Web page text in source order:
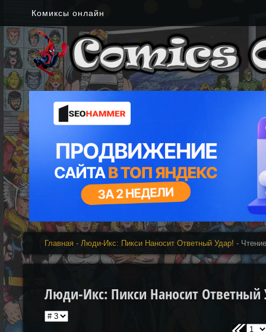
Комиксы онлайн
Главная -Люди-Икс: Пикси Наносит Ответный Удар! -
Люди-Икс: Пикси Наносит Ответный